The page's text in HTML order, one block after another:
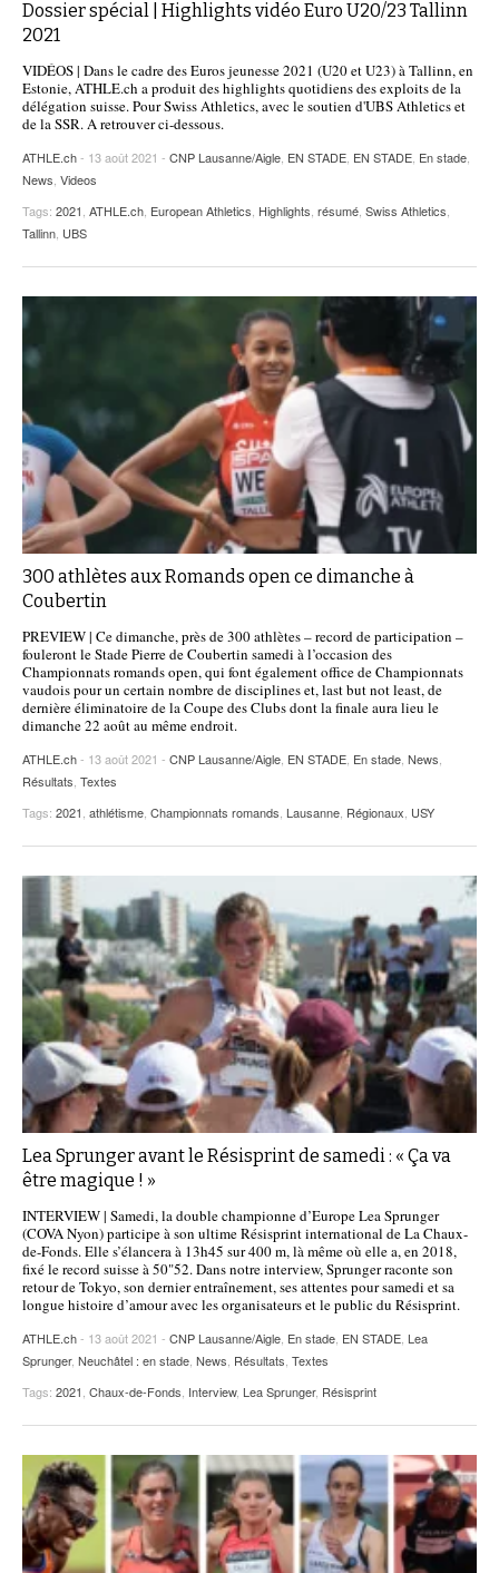
Dossier spécial | Highlights vidéo Euro U20/23 Tallinn
2021
VIDÉOS | Dans le cadre des Euros jeunesse 2021 (U20 et U23) à Tallinn, en
Estonie, ATHLE.ch a produit des highlights quotidiens des exploits de la
délégation suisse. Pour Swiss Athletics, avec le soutien d'UBS Athletics et
de la SSR. A retrouver ci-dessous.
ATHLE.ch- 13 août 2021 - CNP Lausanne/Aigle, EN STADE, EN STADE, En stade,
News, Videos
Tags: 2021, ATHLE.ch, European Athletics, Highlights, résumé, Swiss Athletics,
Tallinn, UBS
300 athlètes aux Romands open ce dimanche à
Coubertin
PREVIEW | Ce dimanche, près de 300 athlètes – record de participation –
fouleront le Stade Pierre de Coubertin samedi à l’occasion des
Championnats romands open, qui font également office de Championnats
vaudois pour un certain nombre de disciplines et, last but not least, de
dernière éliminatoire de la Coupe des Clubs dont la finale aura lieu le
dimanche 22 août au même endroit.
ATHLE.ch- 13 août 2021 - CNP Lausanne/Aigle EN STADE En stade News
Résultats Textes
Tags: 2021 athlétisme Championnats romands Lausanne Régionaux USY
Lea Sprunger avant le Résisprint de samedi : « Ça va
être magique ! »
INTERVIEW | Samedi, la double championne d’Europe Lea Sprunger
(COVA Nyon) participe à son ultime Résisprint international de La Chaux-
de-Fonds. Elle s’élancera à 13h45 sur 400 m, là même où elle a, en 2018,
fixé le record suisse à 50"52. Dans notre interview, Sprunger raconte son
retour de Tokyo, son dernier entraînement, ses attentes pour samedi et sa
longue histoire d’amour avec les organisateurs et le public du Résisprint.
ATHLE.ch- 13 août 2021 - CNP Lausanne/Aigle En stade EN STADE Lea
Sprunger, Neuchâtel : en stade News Résultats Textes
Tags: 2021 Chaux-de-Fonds Interview, Lea Sprunger, Résisprint